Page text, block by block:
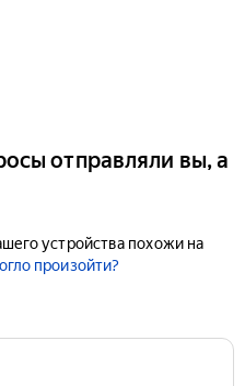
отправляли вы, а
устройства похожи на
произойти?